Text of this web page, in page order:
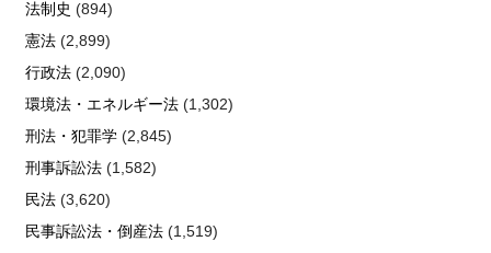
法制史 (894)
憲法(2,899)
行政法(2,090)
環境法・エネルギー法(1,302)
刑法・犯罪学(2,845)
刑事訴訟法(1,582)
民法(3,620)
民事訴訟法・倒産法(1,519)